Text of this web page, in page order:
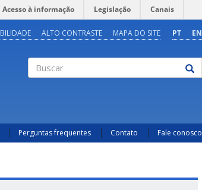
Acesso à informação Legislação Canais
PT EN
ALTO CONTRASTE MAPA DO SITE
Perguntas frequentes Contato Fale conosco